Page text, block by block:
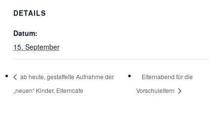
DETAILS
Datum:
15. September
ab heute, gestaffelte Aufnahme der
„neuen“ Kinder, Elterncafe
Elternabend für die
Vorschuleltern